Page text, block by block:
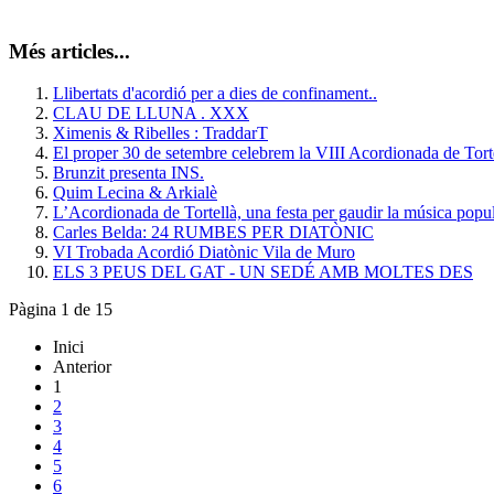
Més articles...
Llibertats d'acordió per a dies de confinament..
CLAU DE LLUNA . XXX
Ximenis & Ribelles : TraddarT
El proper 30 de setembre celebrem la VIII Acordionada de
Brunzit presenta INS.
Quim Lecina & Arkialè
L’Acordionada de Tortellà, una festa per gaudir la música
Carles Belda: 24 RUMBES PER DIATÒNIC
VI Trobada Acordió Diatònic Vila de Muro
ELS 3 PEUS DEL GAT - UN SEDÉ AMB MOLTES DES
Pàgina 1 de 15
Inici
Anterior
1
2
3
4
5
6